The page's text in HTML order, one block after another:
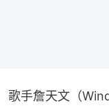
歌手詹天文（